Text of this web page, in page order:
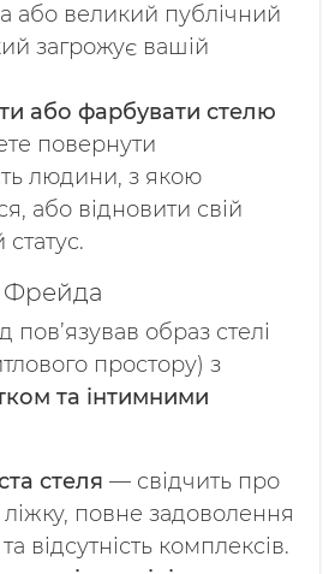
або великий публічний
загрожує вашій
або фарбувати стелю
повернути
людини, з якою
або відновити свій
Фрейда
образ стелі
простору) з
та інтимними
стеля — свідчить про
повне задоволення
відсутність комплексів.